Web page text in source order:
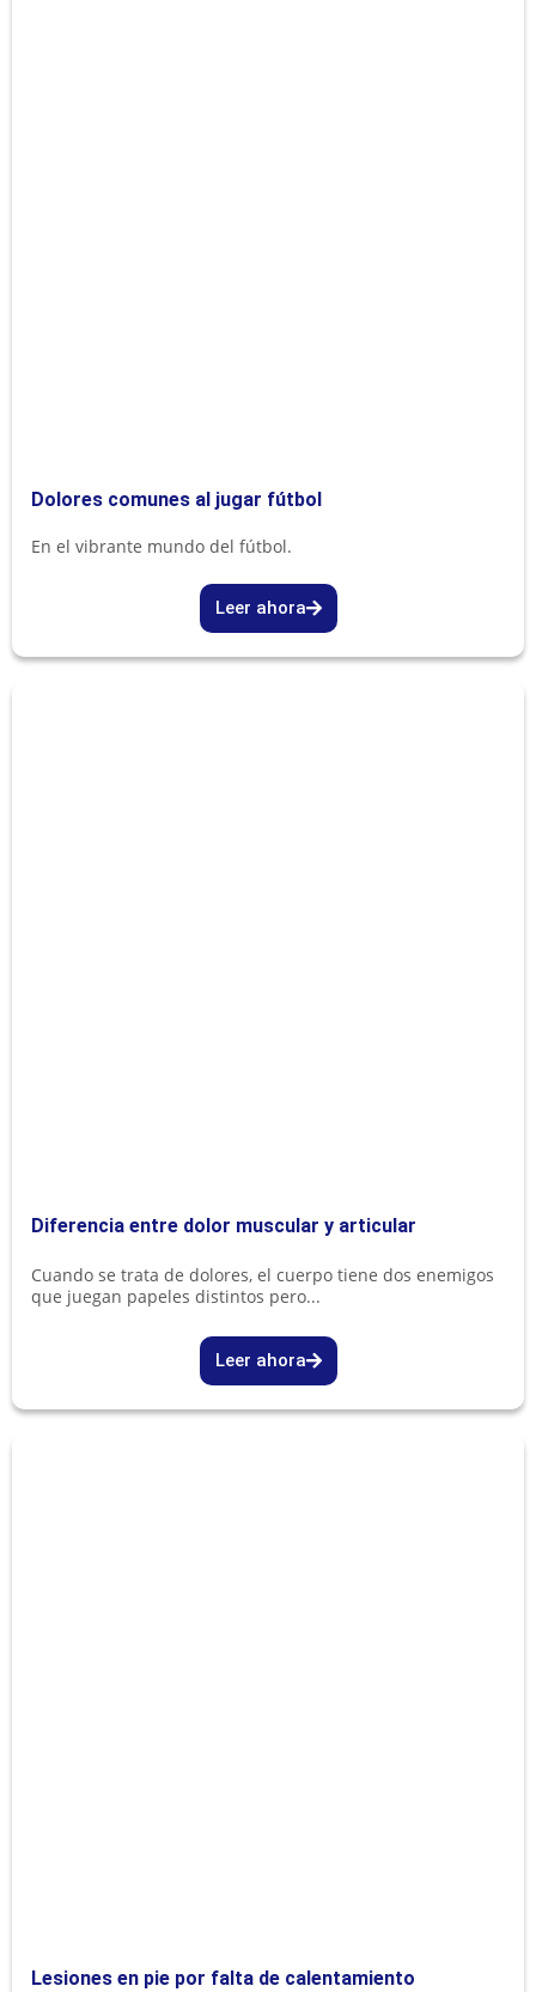
Dolores comunes al jugar fútbol
En el vibrante mundo del fútbol.
Leer ahora
Diferencia entre dolor muscular y articular
Cuando se trata de dolores, el cuerpo tiene dos enemigos
que juegan papeles distintos pero...
Leer ahora
Lesiones en pie por falta de calentamiento